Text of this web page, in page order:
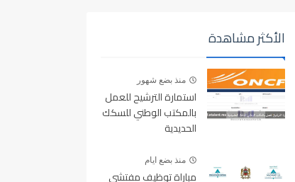
الأكثر مشاهدة
منذ بضع شهور
استمارة الترشيح للعمل
بالمكتب الوطني للسكك
الحديدية
منذ بضع ايام
مباراة توظيف مفتشي